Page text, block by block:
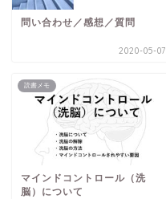
問い合わせ／感想／質問
2020-05-07
読書メモ
マインドコントロール（洗
脳）について